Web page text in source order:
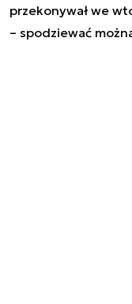
przekonywał we
– spodziewać